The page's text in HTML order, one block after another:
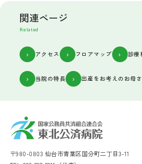
関連ページ
Related
アクセス フロアマップ 診療
当院の特長 出産をお考えのお母
〒980-0803 仙台市青葉区国分町二丁目3-11